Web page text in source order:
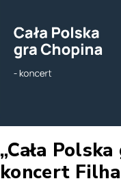
„Cała
koncert